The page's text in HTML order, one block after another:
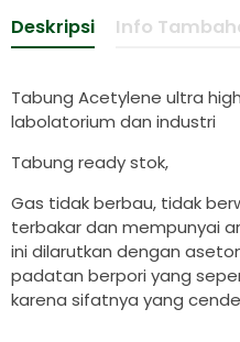
Deskripsi Info
Tabung Acetylene ultra
labolatorium dan industri
Tabung ready stok,
Gas tidak berbau, tidak
terbakar dan mempunyai
ini dilarutkan dengan
padatan berpori yang
karena sifatnya yang